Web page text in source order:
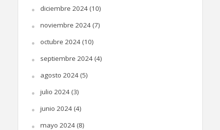
diciembre 2024(10)
noviembre 2024(7)
octubre 2024(10)
septiembre 2024(4)
agosto 2024(5)
julio 2024(3)
junio 2024(4)
mayo 2024(8)